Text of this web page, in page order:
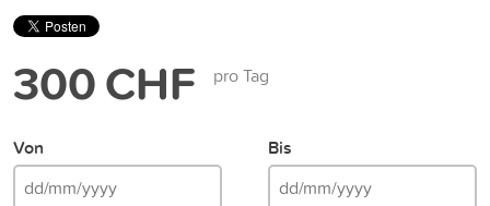
300 CHF pro Tag
Von Bis